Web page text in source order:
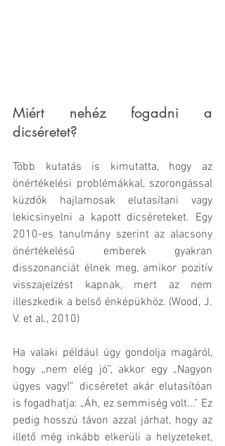
Miért nehéz fogadni a
dicséretet?
Több kutatás is kimutatta, hogy az
önértékelési problémákkal, szorongással
küzdők hajlamosak elutasítani vagy
lekicsinyelni a kapott dicséreteket. Egy
2010-es tanulmány szerint az alacsony
önértékelésű emberek gyakran
disszonanciát élnek meg, amikor pozitív
visszajelzést kapnak, mert az nem
illeszkedik a belső énképükhöz. (Wood, J.
V. et al., 2010)
Ha valaki például úgy gondolja magáról,
hogy „nem elég jó”, akkor egy „Nagyon
ügyes vagy!” dicséretet akár elutasítóan
is fogadhatja: „Áh, ez semmiség volt...” Ez
pedig hosszú távon azzal járhat, hogy az
illető még inkább elkerüli a helyzeteket,